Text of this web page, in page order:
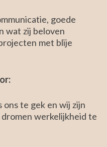
goede
wat zij beloven
met blije
ons te gek en wij zijn
werkelijkheid te